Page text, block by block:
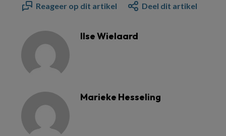
Reageer op dit artikel Deel dit artikel
Ilse Wielaard
Marieke Hesseling